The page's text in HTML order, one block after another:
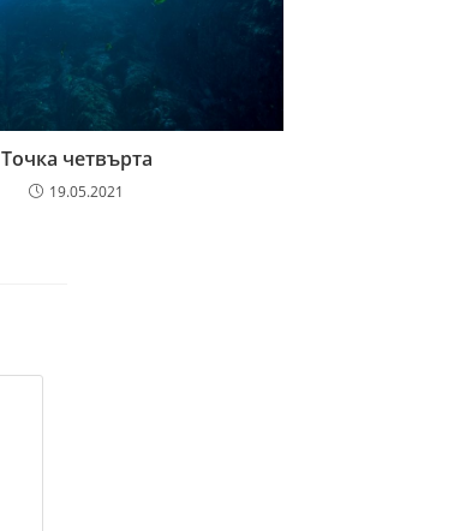
Точка четвърта
19.05.2021